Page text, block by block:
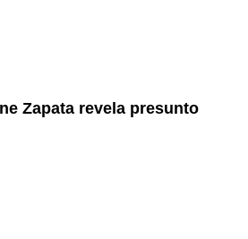
Zapata revela presunto